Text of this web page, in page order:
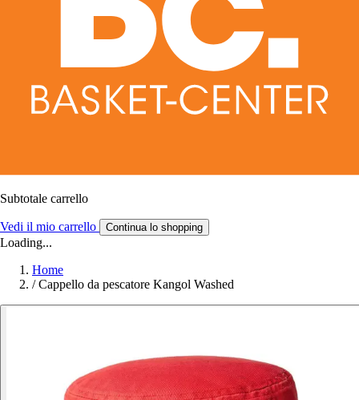
Subtotale carrello
Vedi il mio carrello Continua lo shopping
Loading...
Home
/ Cappello da pescatore Kangol Washed